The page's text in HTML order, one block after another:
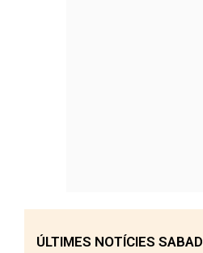
ÚLTIMES NOTÍCIES